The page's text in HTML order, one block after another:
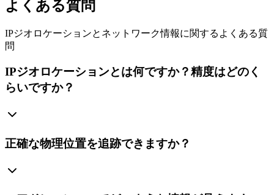
よくある質問
IPジオロケーションとネットワーク情報に関するよくある質
問
IPジオロケーションとは何ですか？精度はどのく
らいですか？
正確な物理位置を追跡できますか？